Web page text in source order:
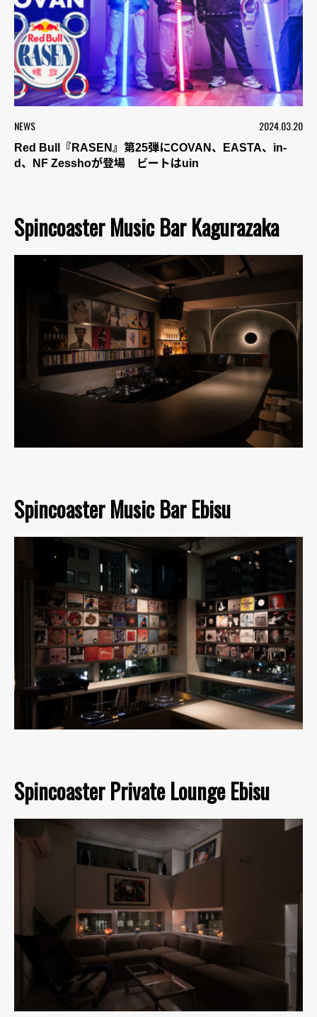
NEWS 2024.03.20
Red Bull『RASEN』第25弾にCOVAN、EASTA、in-
d、NF Zesshoが登場 ビートはuin
Spincoaster Music Bar Kagurazaka
Spincoaster Music Bar Ebisu
Spincoaster Private Lounge Ebisu